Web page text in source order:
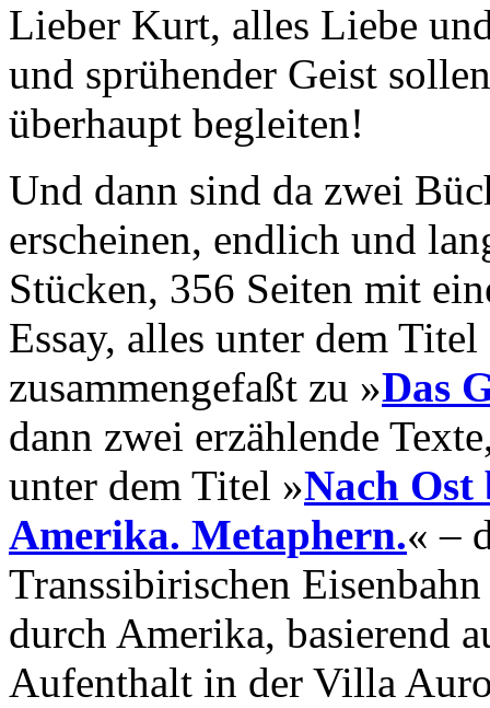
Lieber Kurt, alles Liebe
und sprühender Geist
überhaupt begleiten!
Und dann sind da zwei
erscheinen, endlich und
Stücken, 356 Seiten mit
Essay, alles unter dem
zusammengefaßt zu »Das
dann zwei erzählende
unter dem Titel »Nach Ost
Amerika. Metaphern.« –
Transsibirischen
durch Amerika, basierend
Aufenthalt in der Villa